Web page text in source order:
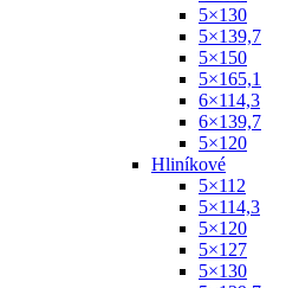
5×130
5×139,7
5×150
5×165,1
6×114,3
6×139,7
5×120
Hliníkové
5×112
5×114,3
5×120
5×127
5×130